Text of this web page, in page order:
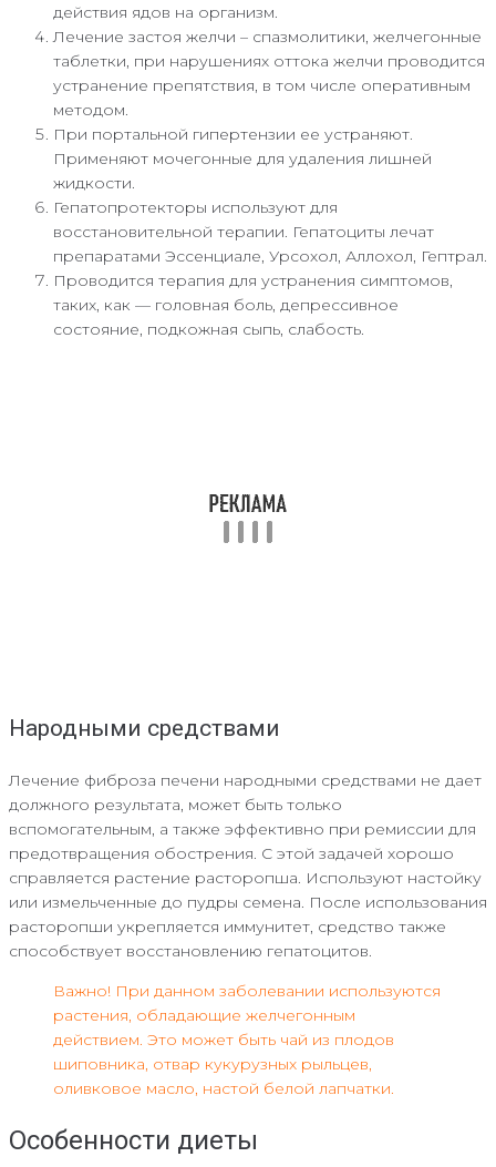
действия ядов на организм.
Лечение застоя желчи – спазмолитики, желчегонные
таблетки, при нарушениях оттока желчи проводится
устранение препятствия, в том числе оперативным
методом.
При портальной гипертензии ее устраняют.
Применяют мочегонные для удаления лишней
жидкости.
Гепатопротекторы используют для
восстановительной терапии. Гепатоциты лечат
препаратами Эссенциале, Урсохол, Аллохол, Гептрал.
Проводится терапия для устранения симптомов,
таких, как — головная боль, депрессивное
состояние, подкожная сыпь, слабость.
Народными средствами
Лечение фиброза печени народными средствами не дает
должного результата, может быть только
вспомогательным, а также эффективно при ремиссии для
предотвращения обострения. С этой задачей хорошо
справляется растение расторопша. Используют настойку
или измельченные до пудры семена. После использования
расторопши укрепляется иммунитет, средство также
способствует восстановлению гепатоцитов.
Важно! При данном заболевании используются
растения, обладающие желчегонным
действием. Это может быть чай из плодов
шиповника, отвар кукурузных рыльцев,
оливковое масло, настой белой лапчатки.
Особенности диеты